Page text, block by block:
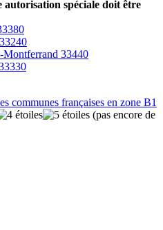
spéciale doit être
33440
communes françaises en zone B1
(pas encore de